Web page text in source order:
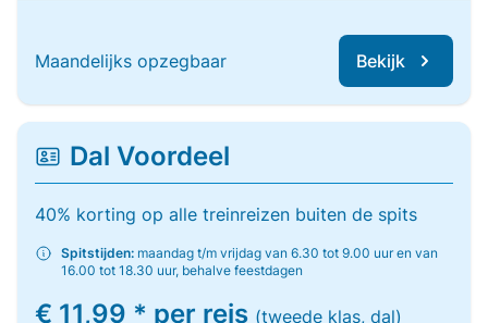
Maandelijks opzegbaar Bekijk
Dal Voordeel
40% korting op alle treinreizen buiten de spits
Spitstijden: maandag t/m vrijdag van 6.30 tot 9.00 uur en van
16.00 tot 18.30 uur, behalve feestdagen
€ 11,99 * per reis (tweede klas, dal)